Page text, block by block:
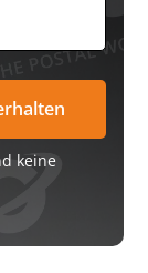
keine